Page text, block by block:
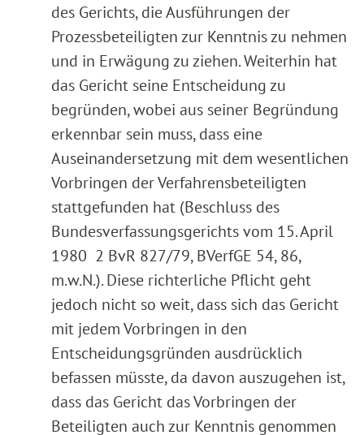
des Gerichts, die Ausführungen der
Prozessbeteiligten zur Kenntnis zu nehmen
und in Erwägung zu ziehen. Weiterhin hat
das Gericht seine Entscheidung zu
begründen, wobei aus seiner Begründung
erkennbar sein muss, dass eine
Auseinandersetzung mit dem wesentlichen
Vorbringen der Verfahrensbeteiligten
stattgefunden hat (Beschluss des
Bundesverfassungsgerichts vom 15. April
1980 2 BvR 827/79, BVerfGE 54, 86,
m.w.N.). Diese richterliche Pflicht geht
jedoch nicht so weit, dass sich das Gericht
mit jedem Vorbringen in den
Entscheidungsgründen ausdrücklich
befassen müsste, da davon auszugehen ist,
dass das Gericht das Vorbringen der
Beteiligten auch zur Kenntnis genommen